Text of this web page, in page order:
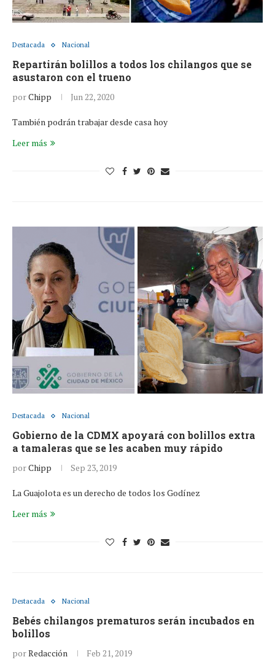
Destacada Nacional
Repartirán bolillos a todos los chilangos que se
asustaron con el trueno
porChipp Jun 22, 2020
También podrán trabajar desde casa hoy
Leer más
Destacada Nacional
Gobierno de la CDMX apoyará con bolillos extra
a tamaleras que se les acaben muy rápido
porChipp Sep 23, 2019
La Guajolota es un derecho de todos los Godínez
Leer más
Destacada Nacional
Bebés chilangos prematuros serán incubados en
bolillos
porRedacción Feb 21, 2019